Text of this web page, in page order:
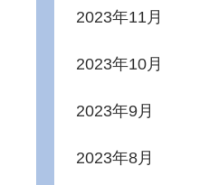
2023年11月
2023年10月
2023年9月
2023年8月